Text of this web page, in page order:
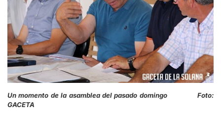
Un momento de la asamblea del pasado domingo Foto:
GACETA